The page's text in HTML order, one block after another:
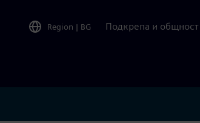
Region | BG Подкрепа и общност